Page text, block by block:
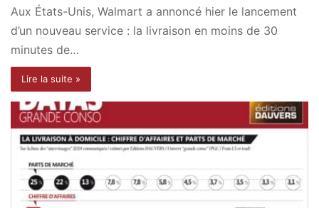
Aux États-Unis, Walmart a annoncé hier le lancement
d’un nouveau service : la livraison en moins de 30
minutes de…
Lire la suite »